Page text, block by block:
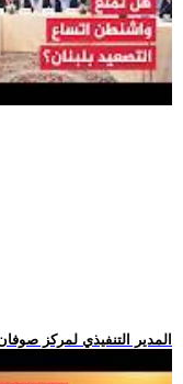
.. المدير التنفيذي لمركز